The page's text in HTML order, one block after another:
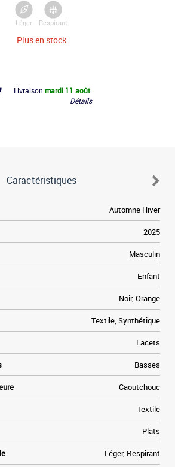
Léger Respirant
Plus en stock
Livraison mardi 11 août
Détails
Caractéristiques
Automne Hiver
2025
Masculin
Enfant
Noir, Orange
Textile, Synthétique
Lacets
Basses
Caoutchouc
Textile
Plats
Léger, Respirant